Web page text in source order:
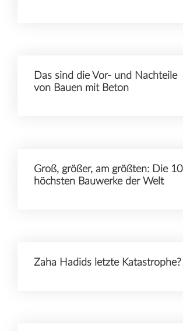
Das sind die Vor- und Nachteile
von Bauen mit Beton
Groß, größer, am größten: Die 10
höchsten Bauwerke der Welt
Zaha Hadids letzte Katastrophe?